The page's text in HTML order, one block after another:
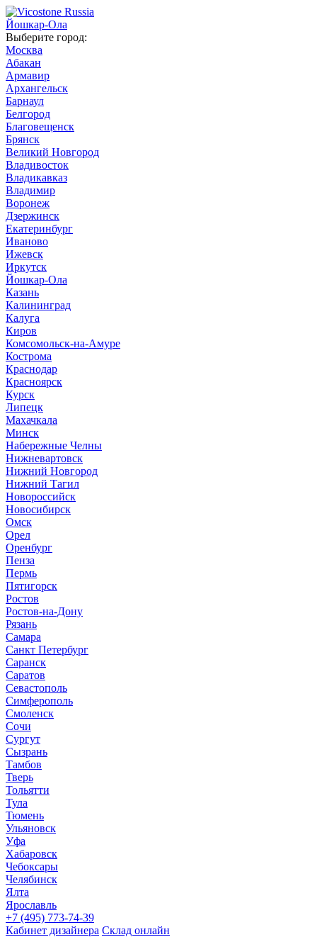
Йошкар-Ола
Выберите город:
Москва
Абакан
Армавир
Архангельск
Барнаул
Белгород
Благовещенск
Брянск
Великий Новгород
Владивосток
Владикавказ
Владимир
Воронеж
Дзержинск
Екатеринбург
Иваново
Ижевск
Иркутск
Йошкар-Ола
Казань
Калининград
Калуга
Киров
Комсомольск-на-Амуре
Кострома
Краснодар
Красноярск
Курск
Липецк
Махачкала
Минск
Набережные Челны
Нижневартовск
Нижний Новгород
Нижний Тагил
Новороссийск
Новосибирск
Омск
Орел
Оренбург
Пенза
Пермь
Пятигорск
Ростов
Ростов-на-Дону
Рязань
Самара
Санкт Петербург
Саранск
Саратов
Севастополь
Симферополь
Смоленск
Сочи
Сургут
Сызрань
Тамбов
Тверь
Тольятти
Тула
Тюмень
Ульяновск
Уфа
Хабаровск
Чебоксары
Челябинск
Ялта
Ярославль
+7 (495) 773-74-39
Кабинет дизайнера Склад онлайн